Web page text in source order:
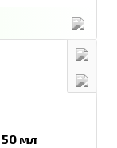
50 мл